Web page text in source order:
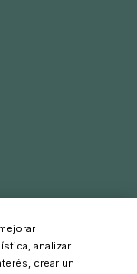
analizar
crear un